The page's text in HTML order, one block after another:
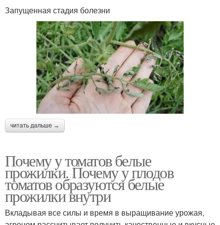
Запущенная стадия болезни
читать дальше →
Почему у томатов белые
прожилки. Почему у плодов
томатов образуются белые
прожилки внутри
Вкладывая все силы и время в выращивание урожая,